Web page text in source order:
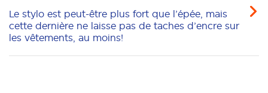
Le stylo est peut-être plus fort que l’épée, mais
cette dernière ne laisse pas de taches d’encre sur
les vêtements, au moins!